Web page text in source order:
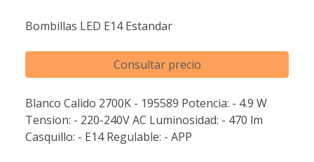
Bombillas LED E14 Estandar
Consultar precio
Blanco Calido 2700K - 195589 Potencia: - 4.9 W
Tension: - 220-240V AC Luminosidad: - 470 lm
Casquillo: - E14 Regulable: - APP